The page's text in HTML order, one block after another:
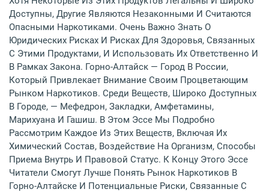
Доступны, Другие Являются Незаконными И Считаются
Опасными Наркотиками. Очень Важно Знать О
Юридических Рисках И Рисках Для Здоровья, Связанных
С Этими Продуктами, И Использовать Их Ответственно И
В Рамках Закона. Горно-Алтайск — Город В России,
Который Привлекает Внимание Своим Процветающим
Рынком Наркотиков. Среди Веществ, Широко Доступных
В Городе, — Мефедрон, Закладки, Амфетамины,
Марихуана И Гашиш. В Этом Эссе Мы Подробно
Рассмотрим Каждое Из Этих Веществ, Включая Их
Химический Состав, Воздействие На Организм, Способы
Приема Внутрь И Правовой Статус. К Концу Этого Эссе
Читатели Смогут Лучше Понять Рынок Наркотиков В
Горно-Алтайске И Потенциальные Риски, Связанные С